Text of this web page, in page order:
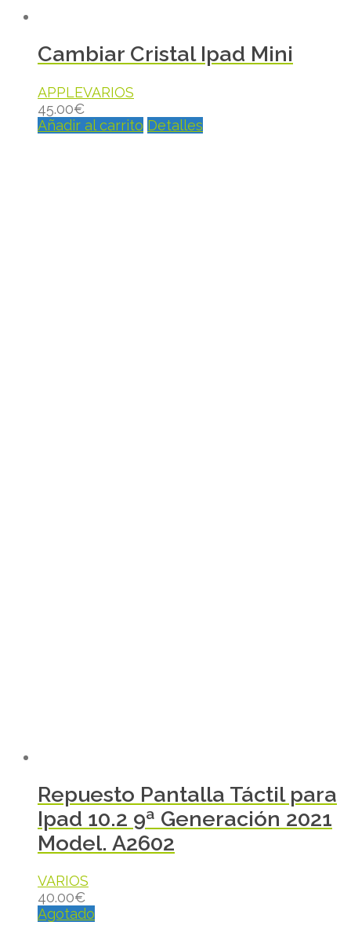
Cambiar Cristal Ipad Mini
APPLEVARIOS
45.00€
Añadir al carrito Detalles
Repuesto Pantalla Táctil para
Ipad 10.2 9ª Generación 2021
Model. A2602
VARIOS
40.00€
Agotado